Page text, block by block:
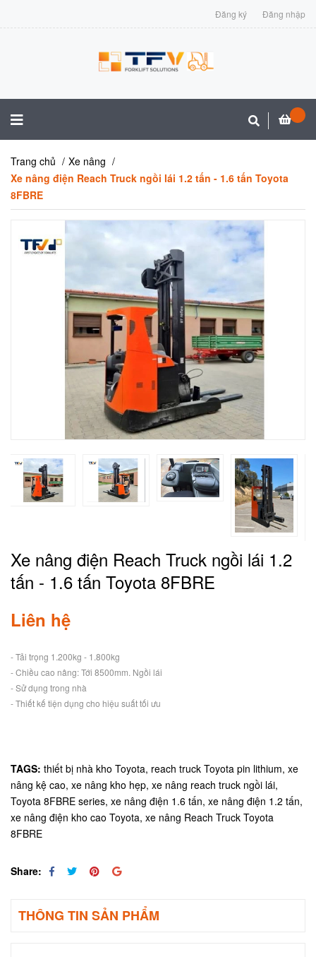
Đăng ký Đăng nhập
Trang chủ
Xe nâng
Xe nâng điện Reach Truck ngồi lái 1.2 tấn - 1.6 tấn Toyota
8FBRE
Xe nâng điện Reach Truck ngồi lái 1.2
tấn - 1.6 tấn Toyota 8FBRE
Liên hệ
- Tải trọng 1.200kg - 1.800kg
- Chiều cao nâng: Tới 8500mm. Ngồi lái
- Sử dụng trong nhà
- Thiết kế tiện dụng cho hiệu suất tối ưu
TAGS: thiết bị nhà kho Toyota, reach truck Toyota pin lithium, xe
nâng kệ cao, xe nâng kho hẹp, xe nâng reach truck ngồi lái,
Toyota 8FBRE series, xe nâng điện 1.6 tấn, xe nâng điện 1.2 tấn,
xe nâng điện kho cao Toyota, xe nâng Reach Truck Toyota
8FBRE
Share:
THÔNG TIN SẢN PHẨM